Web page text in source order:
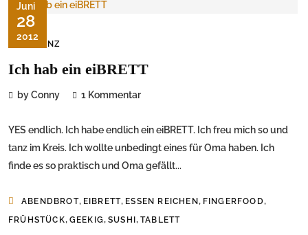
Juni
28
2012
DEMENZ
Ich hab ein eiBRETT
by Conny 1 Kommentar
YES endlich. Ich habe endlich ein eiBRETT. Ich freu mich so und
tanz im Kreis. Ich wollte unbedingt eines für Oma haben. Ich
finde es so praktisch und Oma gefällt...
ABENDBROT, EIBRETT, ESSEN REICHEN, FINGERFOOD,
FRÜHSTÜCK, GEEKIG,SUSHI,TABLETT